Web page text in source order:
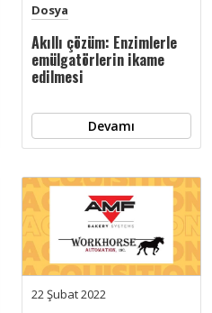
Dosya
Akıllı çözüm: Enzimlerle
emülgatörlerin ikame
edilmesi
Devamı
22 Şubat 2022